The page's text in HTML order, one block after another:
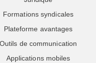
Formations syndicales
Plateforme avantages
Outils de communication
Applications mobiles